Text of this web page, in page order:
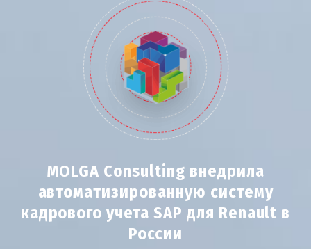
MOLGA Consulting внедрила
автоматизированную систему
кадрового учета SAP для Renault в
России